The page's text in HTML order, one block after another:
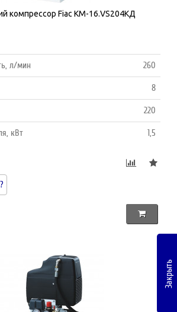
компрессор Fiac КМ-16.VS204KД
л/мин 260
8
220
кВт 1,5
Закрыть